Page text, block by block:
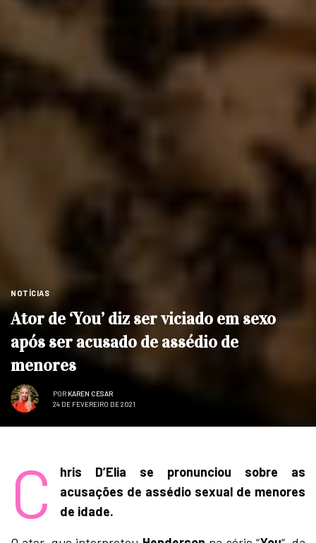
NOTÍCIAS
Ator de ‘You’ diz ser viciado em sexo
após ser acusado de assédio de
menores
POR KAREN CESAR
24 DE FEVEREIRO DE 2021
C
hris D’Elia se pronunciou sobre as
acusações de assédio sexual de menores
de idade.